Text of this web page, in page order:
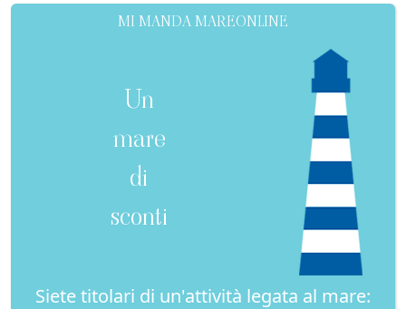
MI MANDA MAREONLINE
Un
mare
di
sconti
Siete titolari di un'attività legata al mare: